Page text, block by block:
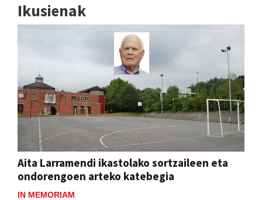
Ikusienak
Aita Larramendi ikastolako sortzaileen eta
ondorengoen arteko katebegia
IN MEMORIAM